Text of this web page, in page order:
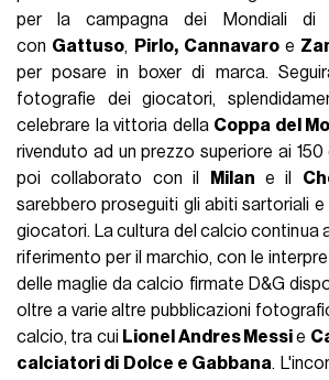
per la campagna dei Mondiali
con Gattuso, Pirlo, Cannavaroe
per posare in boxer di marca.
fotografie dei giocatori,
celebrare la vittoria della Coppa del
rivenduto ad un prezzo superiore ai 150
poi collaborato con il
Milan e il
sarebbero proseguiti gli abiti sartoriali
giocatori. La cultura del calcio continua
riferimento per il marchio, con le
delle maglie da calcio firmate D&G
oltre a varie altre pubblicazioni
calcio, tra cui Lionel Andres Messie
calciatori di Dolce e Gabbana.